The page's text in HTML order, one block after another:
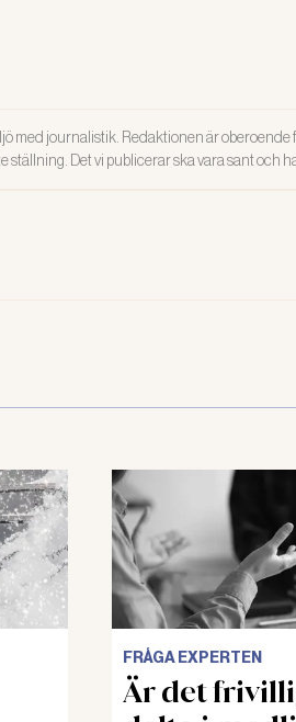
med journalistik. Redaktionen är
ställning. Det vi publicerar ska vara sant och
FRÅGA EXPERTEN
Är det